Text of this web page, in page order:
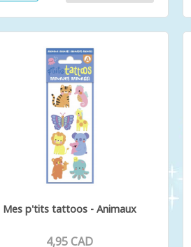
Mes p'tits tattoos - Animaux
4,95 CAD